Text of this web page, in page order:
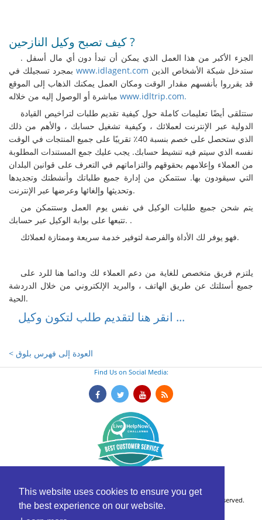
This website uses cookies to ensure you get
the best experience on our website.
كيف تصبح وكيل النازحين ?
الجزء الأكبر من هذا العمل الذي يمكن أن تبدأ دون أي مال أسفل .
www.idlagent.com
قد يقرروا بأنفسهم مقدار الوقت ومكان العمل يمكنك الذهاب إلى الموقع
www.idltrip.com.
ستتلقى أيضًا تعليمات كاملة حول كيفية تقديم طلبات لتراخيص القيادة
الدولية عبر الإنترنت لعملائك ، وكيفية تشغيل حسابك ، والأهم من ذلك
الذي ستحصل على خصم بنسبة 40٪ تقريبًا على جميع المنتجات في الوقت
نفسه الذي سيتم فيه تنشيط حسابك. يجب عليك جمع المستندات المطلوبة
من العملاء وإعلامهم بحقوقهم والتزاماتهم في التعرف على قوانين البلدان
التي سيقودون بها. ستتمكن من إدارة جميع طلباتك وأنشطتك وتجديدها
وتحديثها وإلغائها وعرضها عبر الإنترنت.
يتم شحن جميع طلبات الوكيل في نفس يوم العمل وستتمكن من
تتبعها على بوابة الوكيل عبر حسابك. .
فهو يوفر لك الأداة والفرصة لتوفير خدمة سريعة وممتازة لعملائك.
يلتزم فريق متخصص للغاية من دعم العملاء لك ودائما هنا للرد على
جميع أسئلتك عن طريق الهاتف ، والبريد الإلكتروني من خلال الدردشة
الحية.
انقر هنا لتقديم طلب لتكون وكيل ...
< العودة إلى فهرس بلوق
Find Us on Social Media:
Copyright © 2026 International Translation Services, Inc. All rights reserved.
Terms of Service.Return Policy